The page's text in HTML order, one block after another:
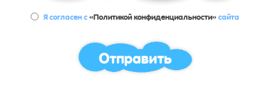
Я согласен с«Политикой конфиденциальности»сайта
Отправить